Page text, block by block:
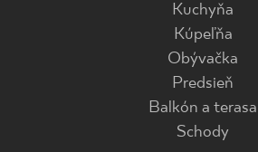
Kuchyňa
Kúpeľňa
Obývačka
Predsieň
Balkón a terasa
Schody